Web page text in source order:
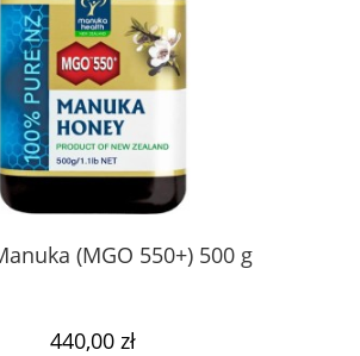
(MGO 550+) 500 g
440,00 zł